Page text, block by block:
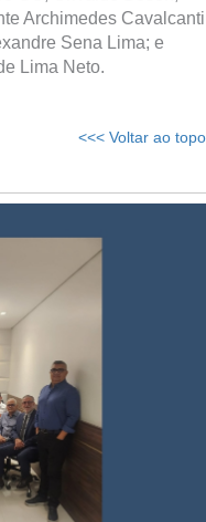
Archimedes Cavalcanti
Sena Lima; e
Lima Neto.
<<< Voltar ao topo